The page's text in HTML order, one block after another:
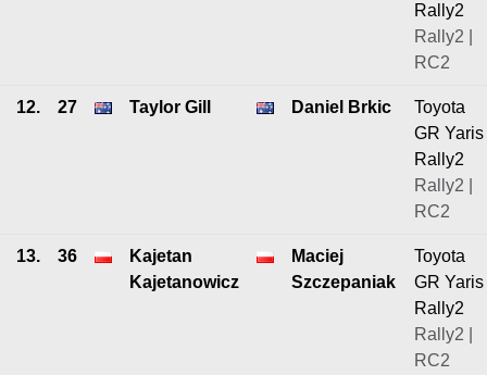
Rally2
Rally2 |
RC2
12. 27 Taylor Gill Daniel Brkic
Toyota
GR Yaris
Rally2
Rally2 |
RC2
13. 36
Kajetan
Kajetanowicz
Maciej
Szczepaniak
Toyota
GR Yaris
Rally2
Rally2 |
RC2